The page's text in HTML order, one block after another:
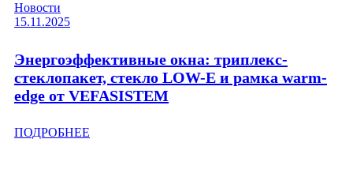
Новости
15.11.2025
Энергоэффективные окна: триплекс-
стеклопакет, стекло LOW-E и рамка warm-
edge от VEFASISTEM
ПОДРОБНЕЕ